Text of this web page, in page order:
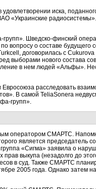
иска,
«Украинские
Шведско-финский
вопросу о составе будущего
договорилась с Cukurova
выборами нового состава
в нем людей «Альфы».
Евросоюза расследовать
В самой TeliaSonera
групп».
оператором СМАРТС.
является председатель
«Сигма» заявила о
выкупа (незадолго до
в суд. Также СМАРТС
2005 года. Однако затем